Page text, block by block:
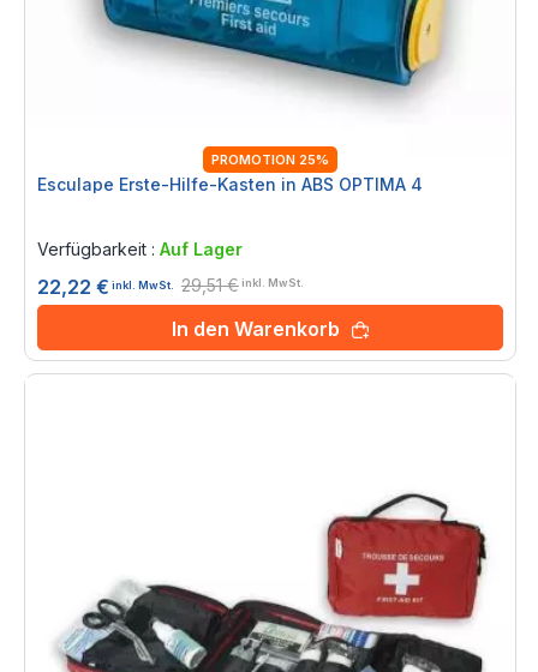
PROMOTION 25%
Esculape Erste-Hilfe-Kasten in ABS OPTIMA 4
Verfügbarkeit : Auf Lager
22,22 € inkl. MwSt. 29,51 €inkl. MwSt.
In den Warenkorb